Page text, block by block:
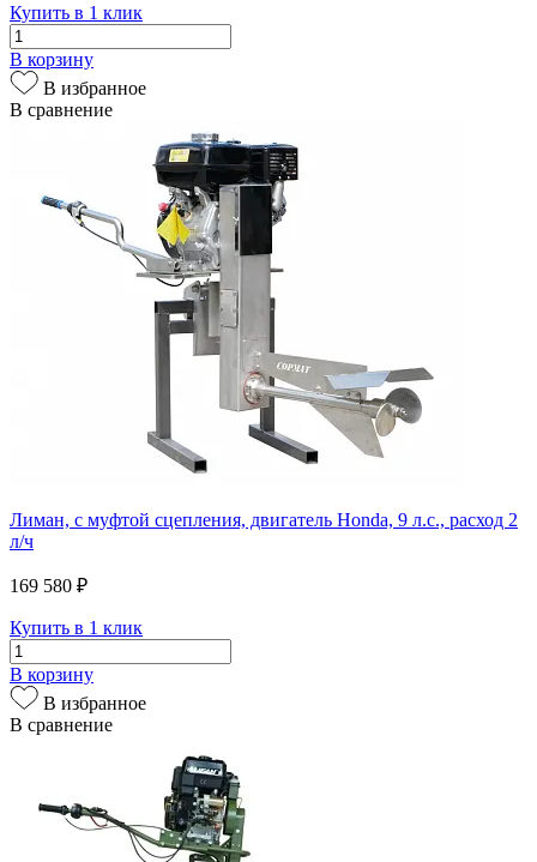
Купить в 1 клик
В корзину
В избранное
В сравнение
Лиман, с муфтой сцепления, двигатель Honda, 9 л.с., расход 2
л/ч
169 580 ₽
Купить в 1 клик
В корзину
В избранное
В сравнение